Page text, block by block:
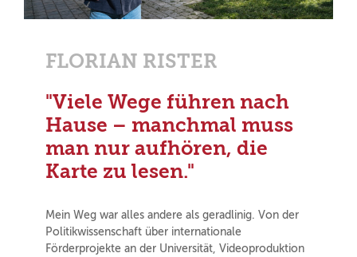
FLORIAN RISTER
"Viele Wege führen nach
Hause – manchmal muss
man nur aufhören, die
Karte zu lesen."
Mein Weg war alles andere als geradlinig. Von der
Politikwissenschaft über internationale
Förderprojekte an der Universität, Videoproduktion